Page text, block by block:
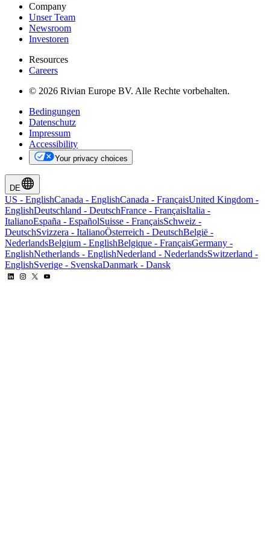
Company
Unser Team
Newsroom
Investoren
Resources
Careers
© 2026 Rivian Europe BV. Alle Rechte vorbehalten.
Bedingungen
Datenschutz
Impressum
Accessibility
Your privacy choices
DE
US - EnglishCanada - EnglishCanada - FrançaisUnited Kingdom -
EnglishDeutschland - DeutschFrance - FrançaisItalia -
ItalianoEspaña - EspañolSuisse - FrançaisSchweiz -
DeutschSvizzera - ItalianoÖsterreich - DeutschBelgië -
NederlandsBelgium - EnglishBelgique - FrançaisGermany -
EnglishNetherlands - EnglishNederland - NederlandsSwitzerland -
EnglishSverige - SvenskaDanmark - Dansk